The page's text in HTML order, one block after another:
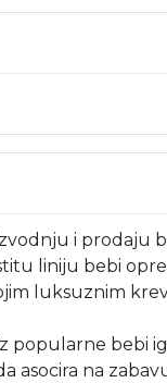
i prodaju
liniju bebi
luksuznim
popularne bebi
asocira na